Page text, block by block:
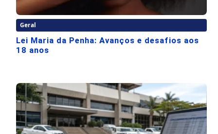
Geral
Lei Maria da Penha: Avanços e desafios aos
18 anos